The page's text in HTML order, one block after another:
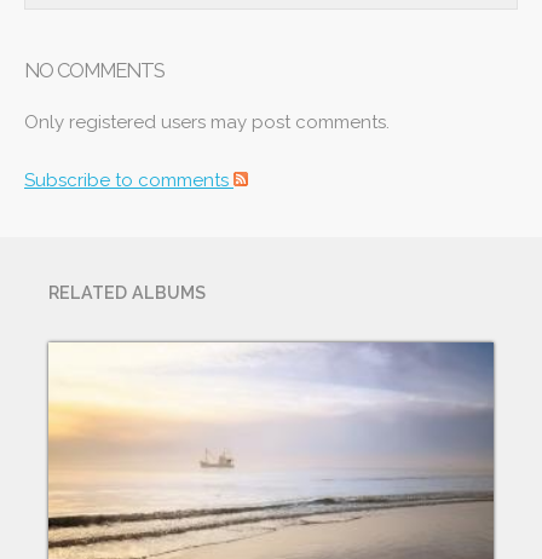
NO COMMENTS
Only registered users may post comments.
Subscribe to comments
RELATED ALBUMS